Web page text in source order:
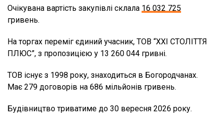
Очікувана вартість закупівлі склала 16 032 725
гривень.
На торгах переміг єдиний учасник, ТОВ “ХХІ СТОЛІТТЯ
ПЛЮС”, з пропозицією у 13 260 044 гривні.
ТОВ існує з 1998 року, знаходиться в Богородчанах.
Має 279 договорів на 686 мільйонів гривень.
Будівництво триватиме до 30 вересня 2026 року.